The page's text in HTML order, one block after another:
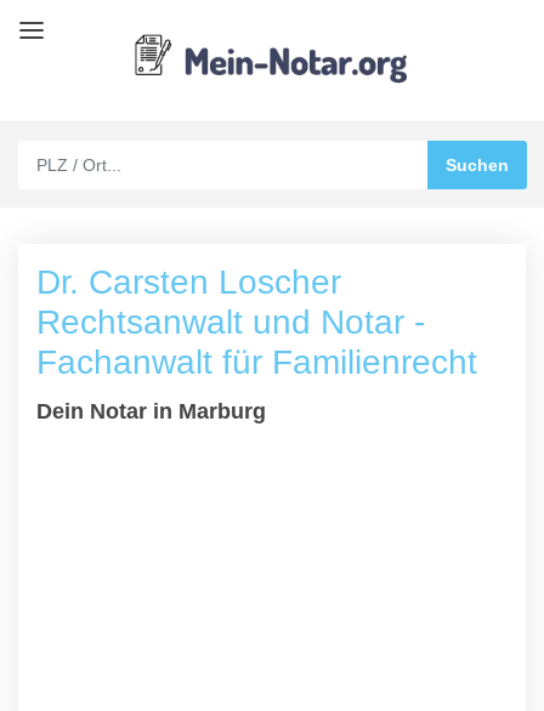
Dr. Carsten Loscher
Rechtsanwalt und Notar -
Fachanwalt für Familienrecht
Dein Notar in Marburg